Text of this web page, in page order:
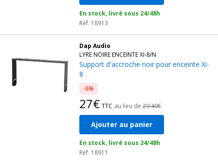
En stock, livré sous 24/48h
Réf. 18913
Dap Audio
LYRE NOIRE ENCEINTE XI-8/N
Support d'accroche noir pour enceinte Xi-
8
-8%
27€ TTC au lieu de 29.40€
Ajouter au panier
En stock, livré sous 24/48h
Réf. 18911